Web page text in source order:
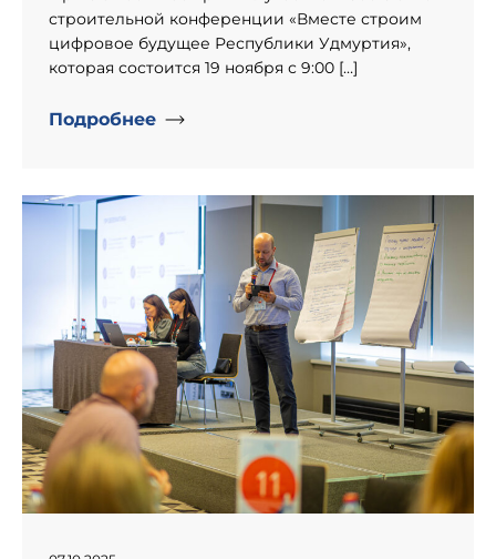
строительной конференции «Вместе строим
цифровое будущее Республики Удмуртия»,
которая состоится 19 ноября с 9:00 […]
Подробнее
" alt="День рождение компании «Информпроект».">